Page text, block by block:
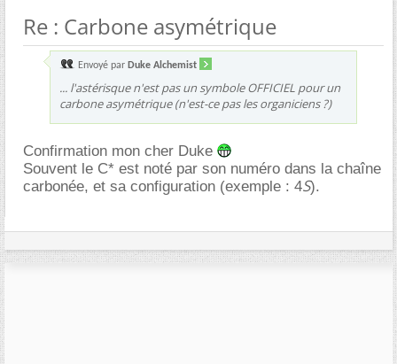
Re : Carbone asymétrique
Envoyé par Duke Alchemist
... l'astérisque n'est pas un symbole OFFICIEL pour un
carbone asymétrique (n'est-ce pas les organiciens ?)
Confirmation mon cher Duke
Souvent le C* est noté par son numéro dans la chaîne
carbonée, et sa configuration (exemple : 4S).